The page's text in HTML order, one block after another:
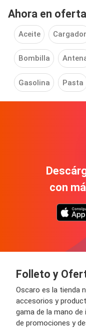
Ahora en
Aceite Cargador
Bombilla
Gasolina Pasta
con
Folleto y
Oscaro es la tienda
accesorios y
gama de la mano
de promociones y